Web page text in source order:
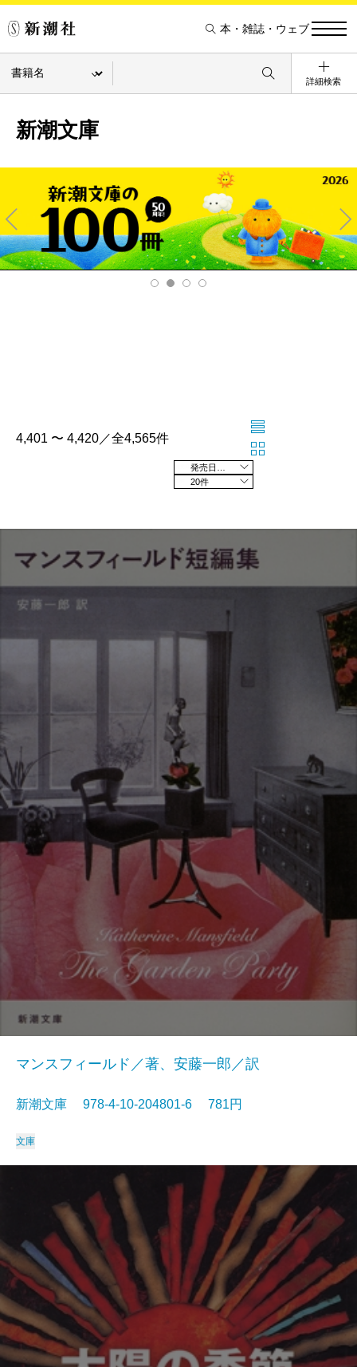
本・雑誌・ウェブ
詳細検索
新潮文庫
Pre
v
Ne
xt
4,401 〜 4,420／全4,565件
20件
マンスフィールド／著、安藤一郎／訳
新潮文庫 978-4-10-204801-6 781円
文庫